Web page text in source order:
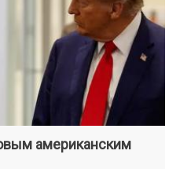
американским